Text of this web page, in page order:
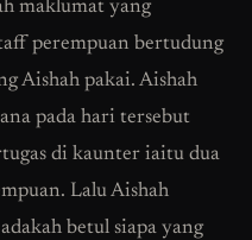
maklumat yang
perempuan bertudung
Aishah pakai. Aishah
pada hari tersebut
di kaunter iaitu dua
Lalu Aishah
betul siapa yang